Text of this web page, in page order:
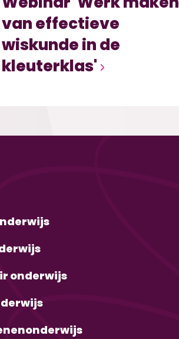
van effectieve
wiskunde in de
kleuterklas'
onderwijs